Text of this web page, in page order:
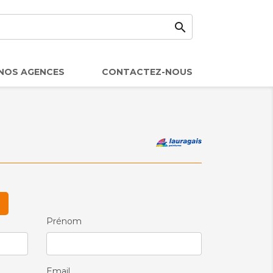

AGENCES CONTACTEZ-NOUS
Prénom